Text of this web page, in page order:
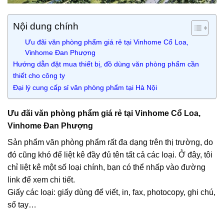
Nội dung chính
Ưu đãi văn phòng phẩm giá rẻ tại Vinhome Cổ Loa,
Vinhome Đan Phượng
Hướng dẫn đặt mua thiết bị, đồ dùng văn phòng phẩm cần
thiết cho công ty
Đại lý cung cấp sỉ văn phòng phẩm tại Hà Nội
Ưu đãi văn phòng phẩm giá rẻ tại Vinhome Cổ Loa,
Vinhome Đan Phượng
Sản phẩm văn phòng phẩm rất đa dạng trên thị trường, do
đó cũng khó để liệt kê đầy đủ tên tất cả các loại. Ở đây, tôi
chỉ liệt kê một số loại chính, bạn có thể nhấp vào đường
link để xem chi tiết.
Giấy các loại: giấy dùng để viết, in, fax, photocopy, ghi chú,
sổ tay…